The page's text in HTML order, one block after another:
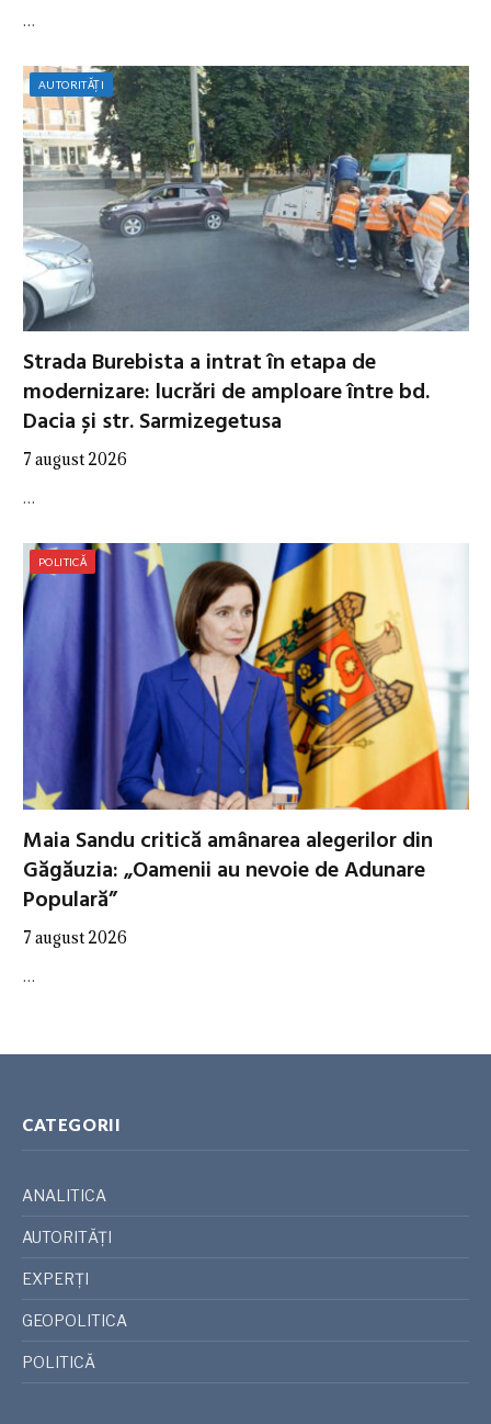
…
AUTORITĂȚI
Strada Burebista a intrat în etapa de
modernizare: lucrări de amploare între bd.
Dacia și str. Sarmizegetusa
7 august 2026
…
POLITICĂ
Maia Sandu critică amânarea alegerilor din
Găgăuzia: „Oamenii au nevoie de Adunare
Populară”
7 august 2026
…
CATEGORII
ANALITICA
AUTORITĂȚI
EXPERȚI
GEOPOLITICA
POLITICĂ